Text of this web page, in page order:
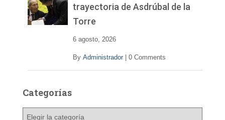
trayectoria de Asdrúbal de la
Torre
6 agosto, 2026
By Administrador 0 Comments
Categorías